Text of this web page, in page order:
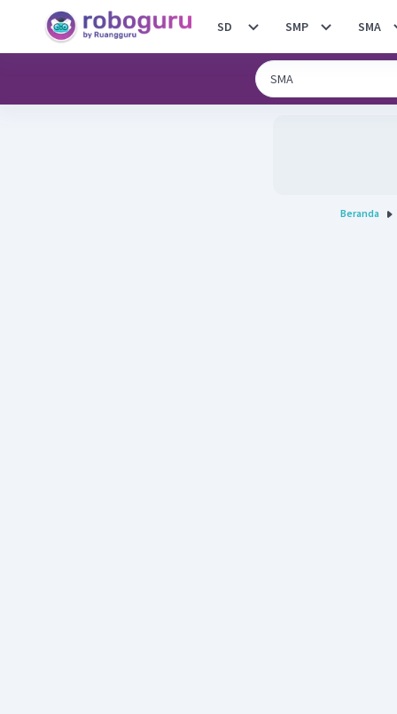
SD SMP SMA
Beranda